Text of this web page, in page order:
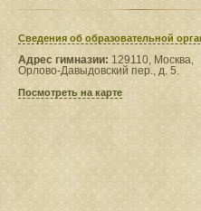
Сведения​ об образовательной
Адрес гимназии: 129110, Москва,
Орлово-Давыдовский пер., д. 5.
Посмотреть на карте